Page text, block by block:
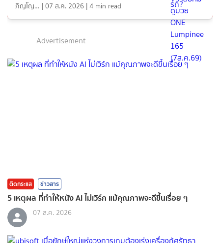
ภิญโญ ส่องแสง |07 ส.ค. 2026 |4 min read
Advertisement
ติดกระแส ข่าวสาร
5 เหตุผล ที่ทำให้หนัง AI ไม่เวิร์ก แม้คุณภาพจะดีขึ้นเรื่อย ๆ
07 ส.ค. 2026